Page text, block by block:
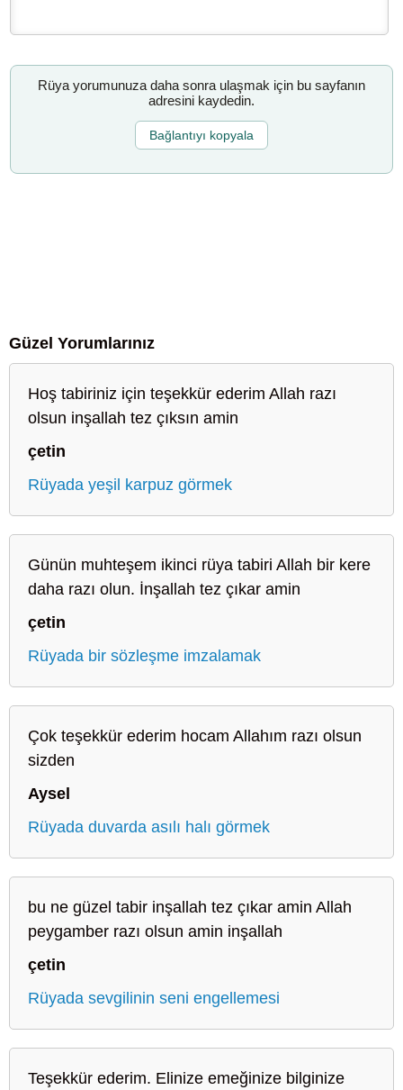
Rüya yorumunuza daha sonra ulaşmak için bu sayfanın
adresini kaydedin.
Bağlantıyı kopyala
Güzel Yorumlarınız
Hoş tabiriniz için teşekkür ederim Allah razı
olsun inşallah tez çıksın amin
çetin
Rüyada yeşil karpuz görmek
Günün muhteşem ikinci rüya tabiri Allah bir kere
daha razı olun. İnşallah tez çıkar amin
çetin
Rüyada bir sözleşme imzalamak
Çok teşekkür ederim hocam Allahım razı olsun
sizden
Aysel
Rüyada duvarda asılı halı görmek
bu ne güzel tabir inşallah tez çıkar amin Allah
peygamber razı olsun amin inşallah
çetin
Rüyada sevgilinin seni engellemesi
Teşekkür ederim. Elinize emeğinize bilginize